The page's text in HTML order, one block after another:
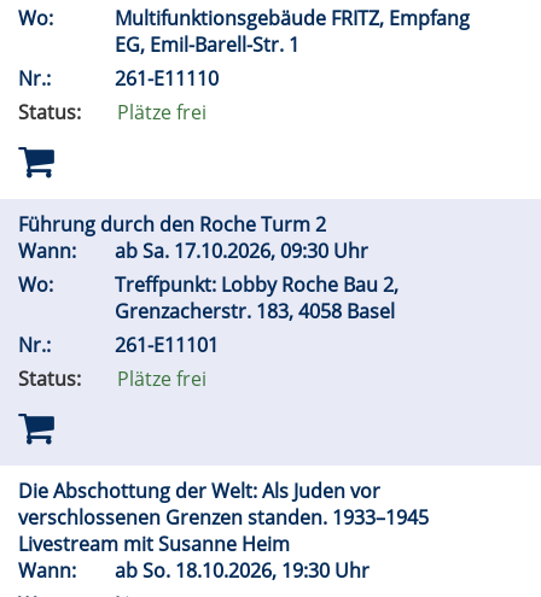
Wo:
Multifunktionsgebäude FRITZ, Empfang
EG, Emil-Barell-Str. 1
Nr.:
261-E11110
Status:
Plätze frei
Führung durch den Roche Turm 2
Wann:
abSa. 17.10.2026, 09:30 Uhr
Wo:
Treffpunkt: Lobby Roche Bau 2,
Grenzacherstr. 183, 4058 Basel
Nr.:
261-E11101
Status:
Plätze frei
Die Abschottung der Welt: Als Juden vor
verschlossenen Grenzen standen. 1933–1945
Livestream mit Susanne Heim
Wann:
abSo. 18.10.2026, 19:30 Uhr